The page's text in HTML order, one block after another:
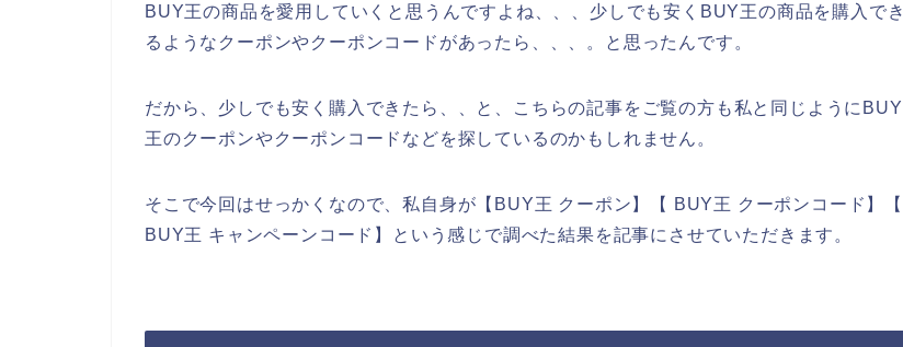
BUY王の商品を愛用していくと思うんですよね、、、少しでも安くBUY王の商品を購入でき
るようなクーポンやクーポンコードがあったら、、、。と思ったんです。
だから、少しでも安く購入できたら、、と、こちらの記事をご覧の方も私と同じようにBUY
王のクーポンやクーポンコードなどを探しているのかもしれません。
そこで今回はせっかくなので、私自身が【BUY王 クーポン】【 BUY王 クーポンコード】【
BUY王 キャンペーンコード】という感じで調べた結果を記事にさせていただきます。